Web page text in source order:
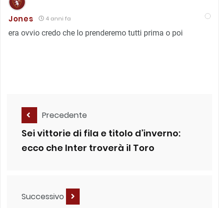
Jones 4 anni fa
era ovvio credo che lo prenderemo tutti prima o poi
Precedente
Sei vittorie di fila e titolo d’inverno:
ecco che Inter troverà il Toro
Successivo